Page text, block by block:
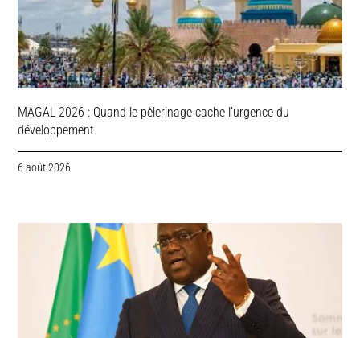
MAGAL 2026 : Quand le pèlerinage cache l’urgence du
développement.
6 août 2026